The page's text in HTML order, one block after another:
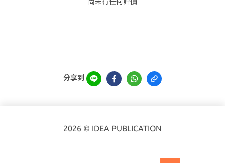
尚未有任何評價
分享到
2026 © IDEA PUBLICATION